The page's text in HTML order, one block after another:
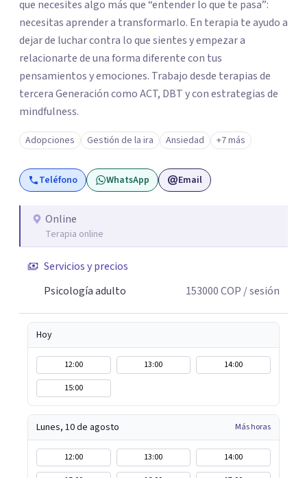
que necesites algo más que “entender lo que te pasa”:
necesitas aprender a transformarlo. En terapia te ayudo a
dejar de luchar contra lo que sientes y empezar a
relacionarte de una forma diferente con tus
pensamientos y emociones. Trabajo desde terapias de
tercera Generación como ACT, DBT y con estrategias de
mindfulness.
Adopciones Gestión de la ira Ansiedad +7 más
Teléfono WhatsApp Email
Online
Terapia online
Servicios y precios
Psicología adulto
153000COP / sesión
Hoy
12:00 13:00
14:00
15:00
Lunes, 10 de agosto Más horas
12:00 13:00
14:00